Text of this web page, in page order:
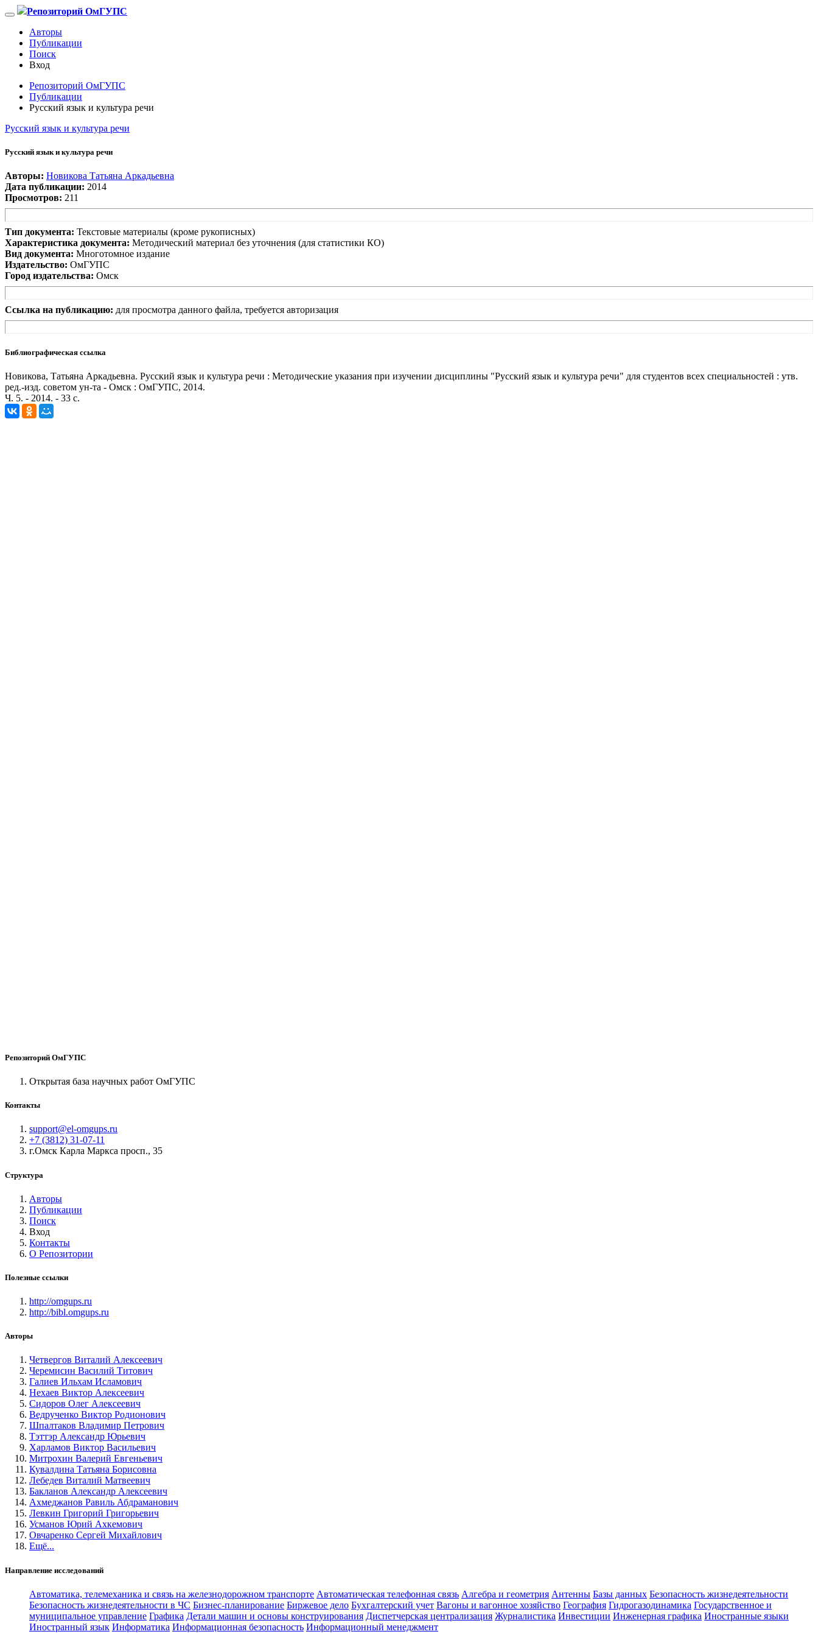
Репозиторий ОмГУПС
Авторы
Публикации
Поиск
Вход
Репозиторий ОмГУПС
Публикации
Русский язык и культура речи
Русский язык и культура речи
Русский язык и культура речи
Авторы: Новикова Татьяна Аркадьевна
Дата публикации: 2014
Просмотров: 211
Тип документа: Текстовые материалы (кроме рукописных)
Характеристика документа: Методический материал без уточнения (для статистики КО)
Вид документа: Многотомное издание
Издательство: ОмГУПС
Город издательства: Омск
Ссылка на публикацию: для просмотра данного файла, требуется авторизация
Библиографическая ссылка
Новикова, Татьяна Аркадьевна. Русский язык и культура речи : Методические указания при изучении дисциплины "Русский язык и культура речи" для студентов всех специальностей : утв.
ред.-изд. советом ун-та - Омск : ОмГУПС, 2014.
Ч. 5. - 2014. - 33 с.
Репозиторий ОмГУПС
Открытая база научных работ ОмГУПС
Контакты
support@el-omgups.ru
+7 (3812) 31-07-11
г.Омск Карла Маркса просп., 35
Структура
Авторы
Публикации
Поиск
Вход
Контакты
О Репозитории
Полезные ссылки
http://omgups.ru
http://bibl.omgups.ru
Авторы
Четвергов Виталий Алексеевич
Черемисин Василий Титович
Галиев Ильхам Исламович
Нехаев Виктор Алексеевич
Сидоров Олег Алексеевич
Ведрученко Виктор Родионович
Шпалтаков Владимир Петрович
Тэттэр Александр Юрьевич
Харламов Виктор Васильевич
Митрохин Валерий Евгеньевич
Кувалдина Татьяна Борисовна
Лебедев Виталий Матвеевич
Бакланов Александр Алексеевич
Ахмеджанов Равиль Абдраманович
Левкин Григорий Григорьевич
Усманов Юрий Ахкемович
Овчаренко Сергей Михайлович
Ещё...
Направление исследований
Автоматика, телемеханика и связь на железнодорожном транспорте Автоматическая телефонная связь Алгебра и геометрия Антенны Базы данных Безопасность жизнедеятельности
Безопасность жизнедеятельности в ЧС Бизнес-планирование Биржевое дело Бухгалтерский учет Вагоны и вагонное хозяйство География Гидрогазодинамика Государственное и
муниципальное управление Графика Детали машин и основы конструирования Диспетчерская централизация Журналистика Инвестиции Инженерная графика Иностранные языки
Иностранный язык Информатика Информационная безопасность Информационный менеджмент